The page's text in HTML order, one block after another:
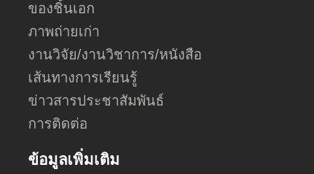
ของชิ้นเอก
ภาพถ่ายเก่า
งานวิจัย/งานวิชาการ/หนังสือ
เส้นทางการเรียนรู้
ข่าวสารประชาสัมพันธ์
การติดต่อ
ข้อมูลเพิ่มเติม